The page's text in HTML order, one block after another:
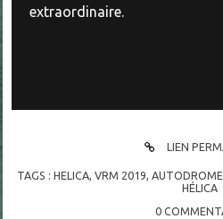
extraordinaire.
LIEN
TAGS :HELICA,VRM 2019,
HÉLICA
0